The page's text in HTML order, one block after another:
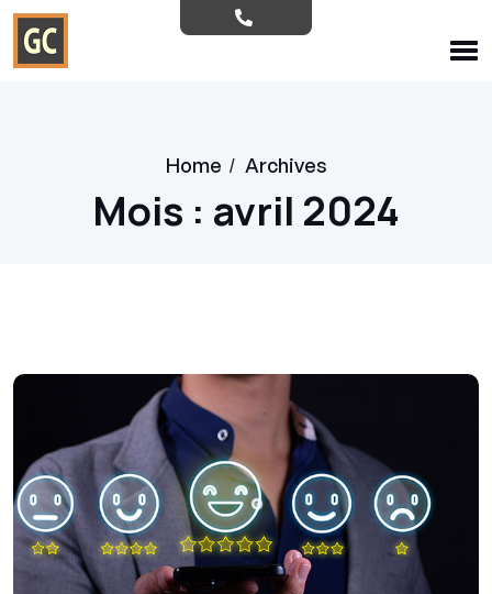
Home / Archives
Mois : avril 2024